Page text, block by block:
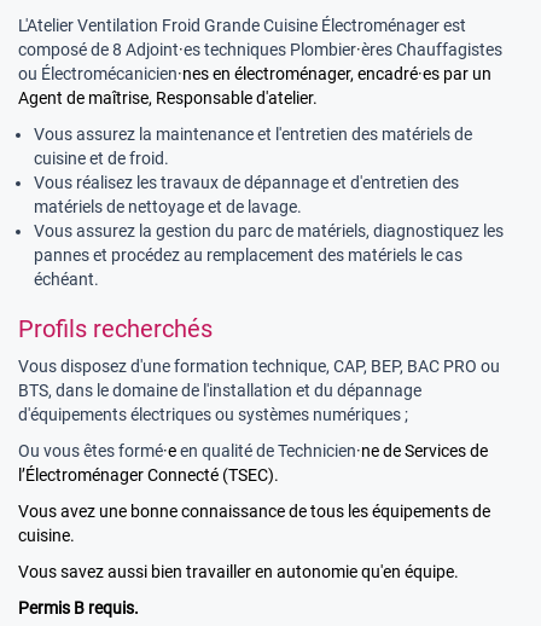
L'Atelier Ventilation Froid Grande Cuisine Électroménager est
composé de 8 Adjoint·es techniques Plombier·ères Chauffagistes
ou Électromécanicien·nes en électroménager, encadré·es par un
Agent de maîtrise, Responsable d'atelier.
Vous assurez la maintenance et l'entretien des matériels de
cuisine et de froid.
Vous réalisez les travaux de dépannage et d'entretien des
matériels de nettoyage et de lavage.
Vous assurez la gestion du parc de matériels, diagnostiquez les
pannes et procédez au remplacement des matériels le cas
échéant.
Profils recherchés
Vous disposez d'une formation technique, CAP, BEP, BAC PRO ou
BTS, dans le domaine de l'installation et du dépannage
d'équipements électriques ou systèmes numériques ;
Ou vous êtes formé·een qualité de Technicien·ne de Services de
l’Électroménager Connecté (TSEC).
Vous avez une bonne connaissance de tous les équipements de
cuisine.
Vous savez aussi bien travailler en autonomie qu'en équipe.
Permis B requis.